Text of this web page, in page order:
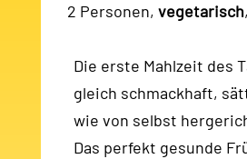
2 Personen, vegetarisch
Die erste Mahlzeit des
gleich schmackhaft,
wie von selbst
Das perfekt gesunde